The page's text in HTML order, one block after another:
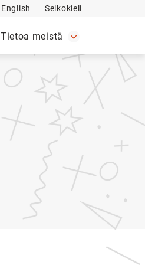
English Selkokieli
Tietoa meistä